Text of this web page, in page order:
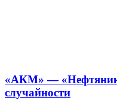
«АКМ» —
случайности